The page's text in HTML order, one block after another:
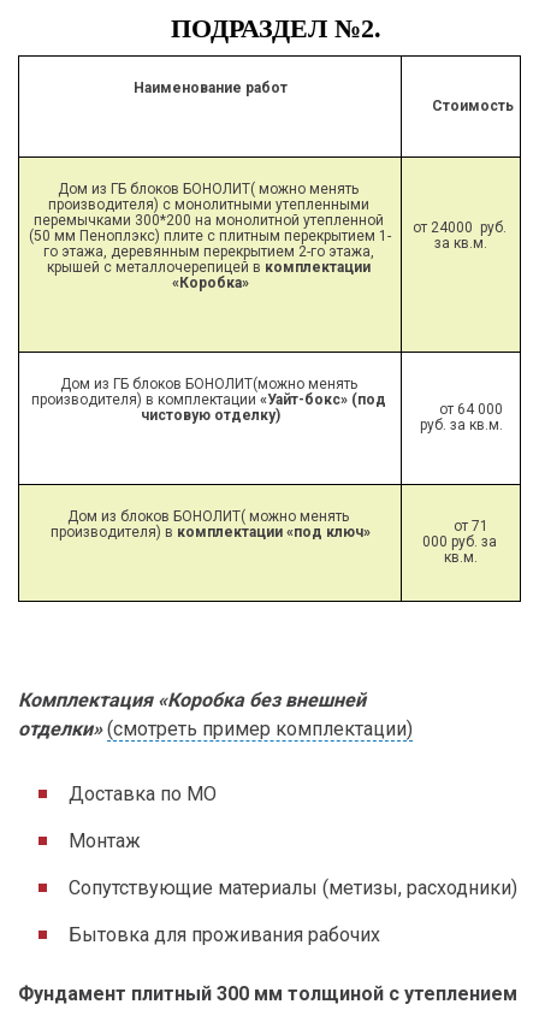
ПОДРАЗДЕЛ №2.
Наименование работ
Стоимость
Дом из ГБ блоков БОНОЛИТ( можно менять
производителя) с монолитными утепленными
перемычками 300*200 на монолитной утепленной
(50 мм Пеноплэкс) плите с плитным перекрытием 1-
го этажа, деревянным перекрытием 2-го этажа,
крышей с металлочерепицей в комплектации
«Коробка»
от 24000  руб.
за кв.м.
Дом из ГБ блоков БОНОЛИТ(можно менять
производителя) в комплектации «Уайт-бокс» (под
чистовую отделку)
от 64 000
руб. за кв.м.
Дом из блоков БОНОЛИТ( можно менять
производителя) в комплектации «под ключ»
от 71
000 руб. за
кв.м.
Комплектация «Коробка без внешней
отделки» (смотреть пример комплектации)
Доставка по МО
Монтаж
Сопутствующие материалы (метизы, расходники)
Бытовка для проживания рабочих
Фундамент плитный 300 мм толщиной с утеплением